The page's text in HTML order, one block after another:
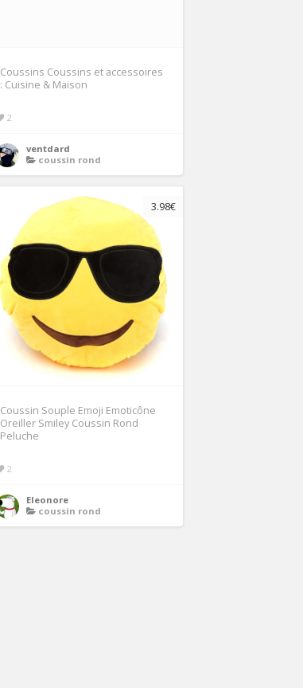
Coussins Coussins et accessoires
: Cuisine & Maison
2
ventdard
coussin rond
3.98€
Coussin Souple Emoji Emoticône
Oreiller Smiley Coussin Rond
Peluche
2
Eleonore
coussin rond